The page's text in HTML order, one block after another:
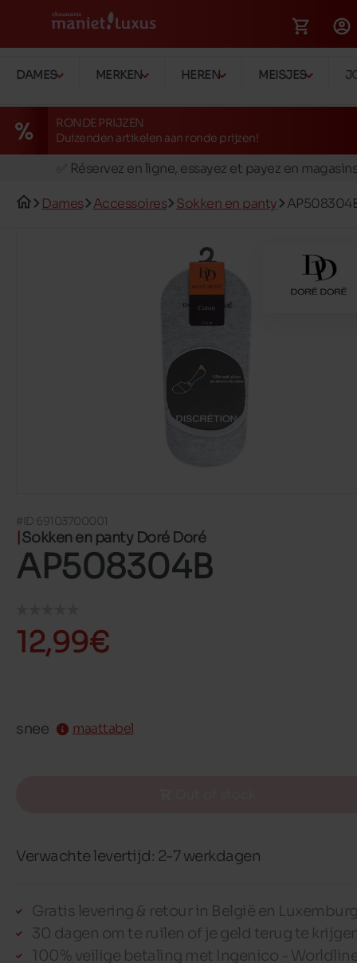
DAMES MERKEN HEREN MEISJES
RONDE PRIJZEN
Duizenden artikelen aan ronde prijzen!
🚛 Livraison gratuite en magasins
✅ Réservez en ligne, essayez et payez en
🚛 Livraison gratuite en magasins
Dames Accessoires Sokken en panty
#ID 69103700001
Sokken en panty Doré Doré
AP508304B
12,99€
snee maattabel
Verwachte levertijd: 2-7 werkdagen
Gratis levering & retour in België en
30 dagen om te ruilen of je geld terug te
100% veilige betaling met Ingenico -